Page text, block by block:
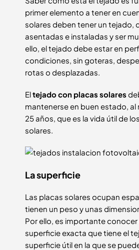
primer elemento a tener en
solares deben tener un tejado,
asentadas e instaladas y ser
ello, el tejado debe estar en
condiciones, sin goteras,
rotas o desplazadas.
Eltejado con placas solares
mantenerse en buen estado,
25 años, que es la vida útil de
solares.
La superficie
Las placas solares ocupan
tienen un peso y unas
Por ello, es importante conocer
superficie exacta que tiene el
superficie útil en la que se